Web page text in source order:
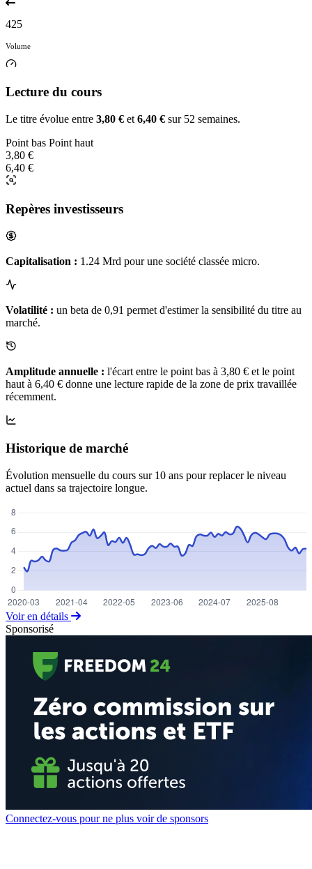
425
Volume
Lecture du cours
Le titre évolue entre 3,80 € et 6,40 € sur 52 semaines.
Point bas Point haut
3,80 €
6,40 €
Repères investisseurs
Capitalisation : 1.24 Mrd pour une société classée micro.
Volatilité : un beta de 0,91 permet d'estimer la sensibilité du titre au
marché.
Amplitude annuelle : l'écart entre le point bas à 3,80 € et le point
haut à 6,40 € donne une lecture rapide de la zone de prix travaillée
récemment.
Historique de marché
Évolution mensuelle du cours sur 10 ans pour replacer le niveau
actuel dans sa trajectoire longue.
Voir en détails
Sponsorisé
Connectez-vous pour ne plus voir de sponsors